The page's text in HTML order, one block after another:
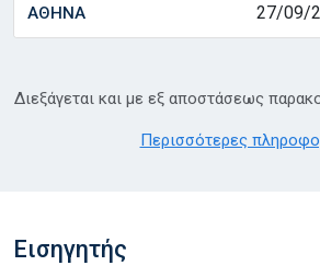
ΑΘΗΝΑ 27/09/
Διεξάγεται και με εξ αποστάσεως
Περισσότερες
Εισηγητής